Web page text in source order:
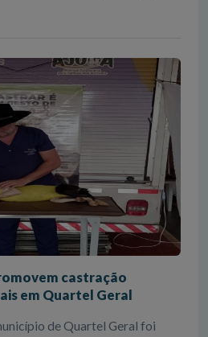
castração
em Quartel Geral
de Quartel Geral foi